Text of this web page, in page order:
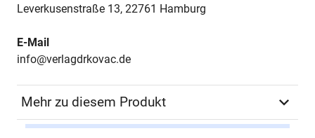
Leverkusenstraße 13, 22761 Hamburg
E-Mail
info@verlagdrkovac.de
Mehr zu diesem Produkt